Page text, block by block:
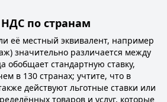
по странам
её местный эквивалент, например
значительно различается между
обобщает стандартную ставку,
в 130 странах; учтите, что в
действуют льготные ставки или
товаров и услуг, которые